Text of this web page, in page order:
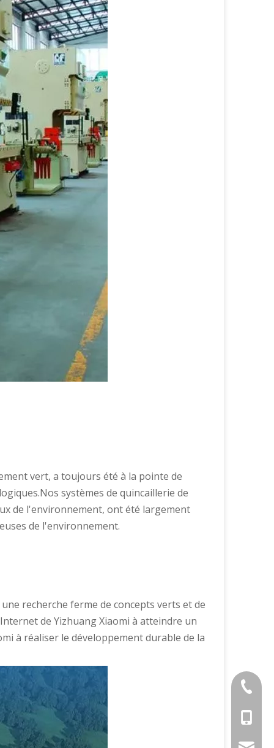
vert, a toujours été à la pointe de
systèmes de quincaillerie de
de l'environnement, ont été largement
de l'environnement.
recherche ferme de concepts verts et de
de Yizhuang Xiaomi à atteindre un
à réaliser le développement durable de la
+86